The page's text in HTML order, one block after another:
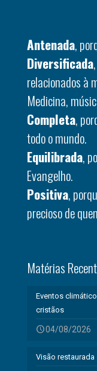
Antenada,
Diversificada
relacionados à
Medicina,
Completa,
todo o mundo.
Equilibrada,
Evangelho.
Positiva,
precioso de
Matérias
Eventos
cristãos
04/08/2026
Visão restaurada